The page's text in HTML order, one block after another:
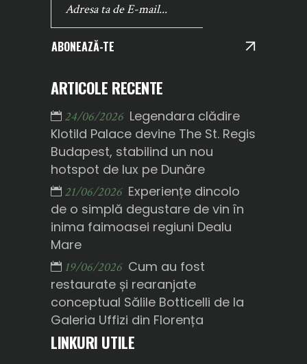
ABONEAZĂ-TE
ARTICOLE RECENTE
24/06/2026 Legendara clădire
Klotild Palace devine The St. Regis
Budapest, stabilind un nou
hotspot de lux pe Dunăre
21/06/2026 Experiențe dincolo
de o simplă degustare de vin în
inima faimoasei regiuni Dealu
Mare
19/06/2026 Cum au fost
restaurate și rearanjate
conceptual Sălile Botticelli de la
Galeria Uffizi din Florența
LINKURI UTILE